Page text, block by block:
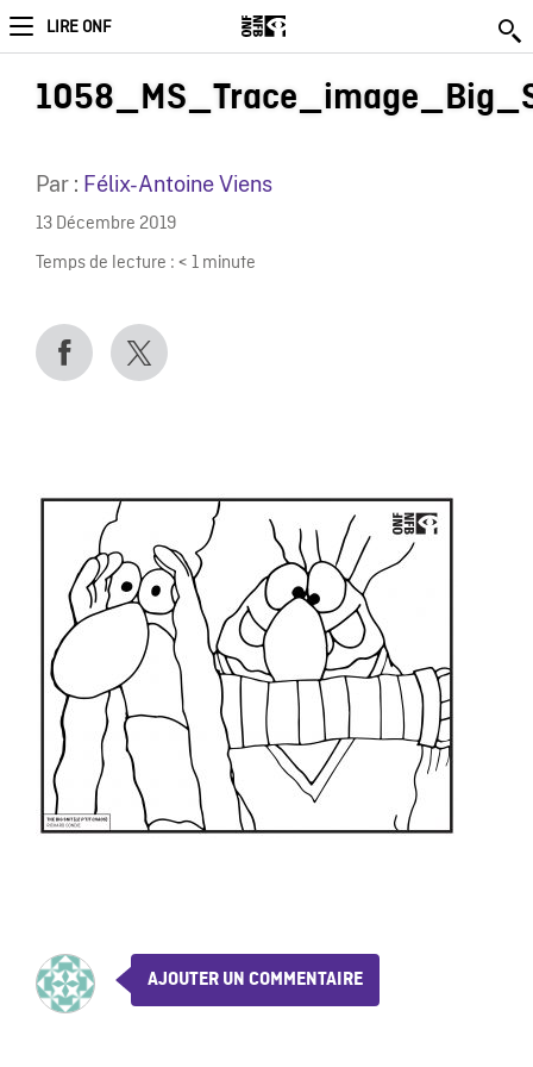
LIRE ONF
Par : Félix-Antoine Viens
13 Décembre 2019
Temps de lecture : < 1 minute
AJOUTER UN COMMENTAIRE